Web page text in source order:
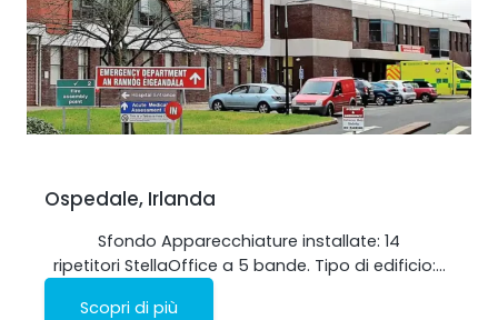
Ospedale, Irlanda
Sfondo Apparecchiature installate: 14
ripetitori StellaOffice a 5 bande. Tipo di edificio:…
Scopri di più